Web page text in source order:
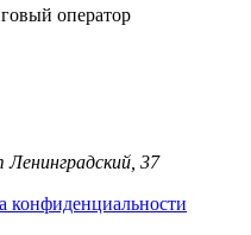
оператор
Ленинградский, 37
конфиденциальности